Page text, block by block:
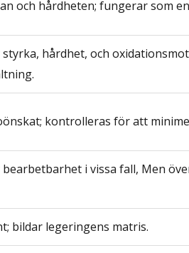
och hårdheten; fungerar som
hårdhet, och
kontrolleras för att
i vissa fall, Men
bildar legeringens matris.